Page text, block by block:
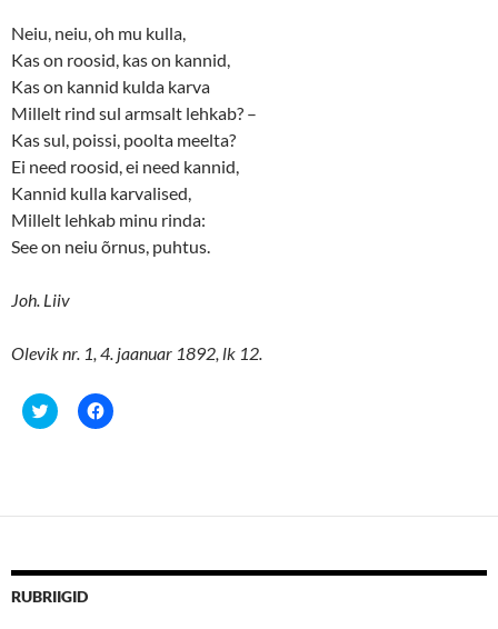
n
s
i
n
e
w
i
n
d
o
w
)
e
n
s
n
e
w
w
i
n
d
o
w
)
Neiu, neiu, oh mu kulla,
Kas on roosid, kas on kannid,
Kas on kannid kulda karva
Millelt rind sul armsalt lehkab? –
Kas sul, poissi, poolta meelta?
Ei need roosid, ei need kannid,
Kannid kulla karvalised,
Millelt lehkab minu rinda:
See on neiu õrnus, puhtus.
Joh. Liiv
Olevik nr. 1, 4. jaanuar 1892, lk 12.
C
l
h
e
o
n
C
l
h
e
o
RUBRIIGID